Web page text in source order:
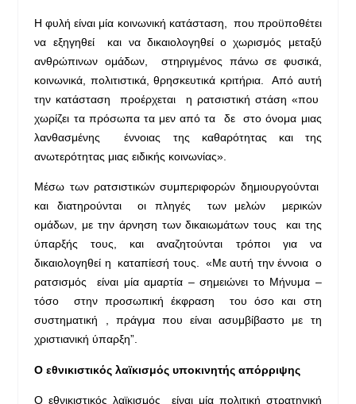
Η φυλή είναι μία κοινωνική κατάσταση, που προϋποθέτει
να εξηγηθεί και να δικαιολογηθεί ο χωρισμός μεταξύ
ανθρώπινων ομάδων, στηριγμένος πάνω σε φυσικά,
κοινωνικά, πολιτιστικά, θρησκευτικά κριτήρια. Από αυτή
την κατάσταση προέρχεται η ρατσιστική στάση «που
χωρίζει τα πρόσωπα τα μεν από τα δε στο όνομα μιας
λανθασμένης έννοιας της καθαρότητας και της
ανωτερότητας μιας ειδικής κοινωνίας».
Μέσω των ρατσιστικών συμπεριφορών δημιουργούνται
και διατηρούνται οι πληγές των μελών μερικών
ομάδων, με την άρνηση των δικαιωμάτων τους και της
ύπαρξής τους, και αναζητούνται τρόποι για να
δικαιολογηθεί η καταπίεσή τους. «Με αυτή την έννοια ο
ρατσισμός είναι μία αμαρτία – σημειώνει το Μήνυμα –
τόσο στην προσωπική έκφραση του όσο και στη
συστηματική , πράγμα που είναι ασυμβίβαστο με τη
χριστιανική ύπαρξη”.
Ο εθνικιστικός λαϊκισμός υποκινητής απόρριψης
Ο εθνικιστικός λαϊκισμός είναι μία πολιτική στρατηγική